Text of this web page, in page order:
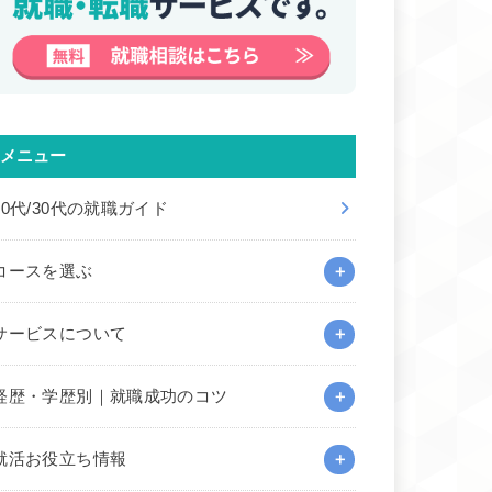
メニュー
代/30代の就職ガイド
ースを選ぶ
ービスについて
歴・学歴別｜就職成功のコツ
活お役立ち情報